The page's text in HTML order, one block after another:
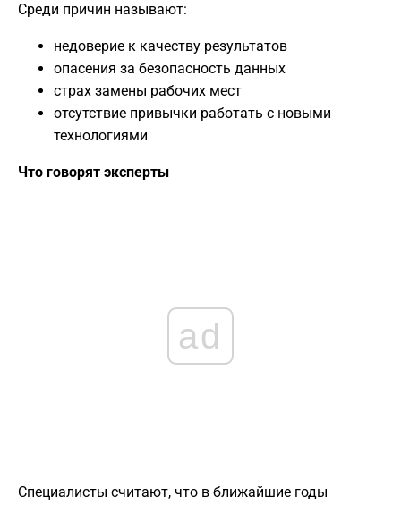
Среди причин называют:
недоверие к качеству результатов
опасения за безопасность данных
страх замены рабочих мест
отсутствие привычки работать с новыми
технологиями
Что говорят эксперты
ad
Специалисты считают, что в ближайшие годы